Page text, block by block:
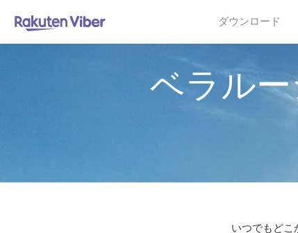
ダウンロード
ベラル
いつでもどこ